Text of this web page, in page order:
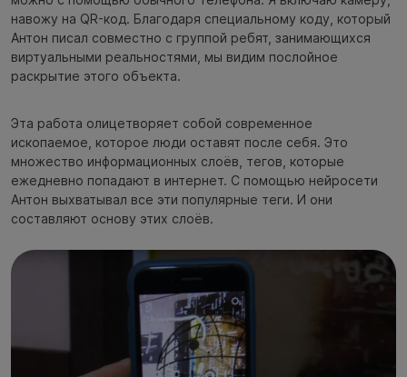
навожу на QR-код. Благодаря специальному коду, который
Антон писал совместно с группой ребят, занимающихся
виртуальными реальностями, мы видим послойное
раскрытие этого объекта.
Эта работа олицетворяет собой современное
ископаемое, которое люди оставят после себя. Это
множество информационных слоёв, тегов, которые
ежедневно попадают в интернет. С помощью нейросети
Антон выхватывал все эти популярные теги. И они
составляют основу этих слоёв.